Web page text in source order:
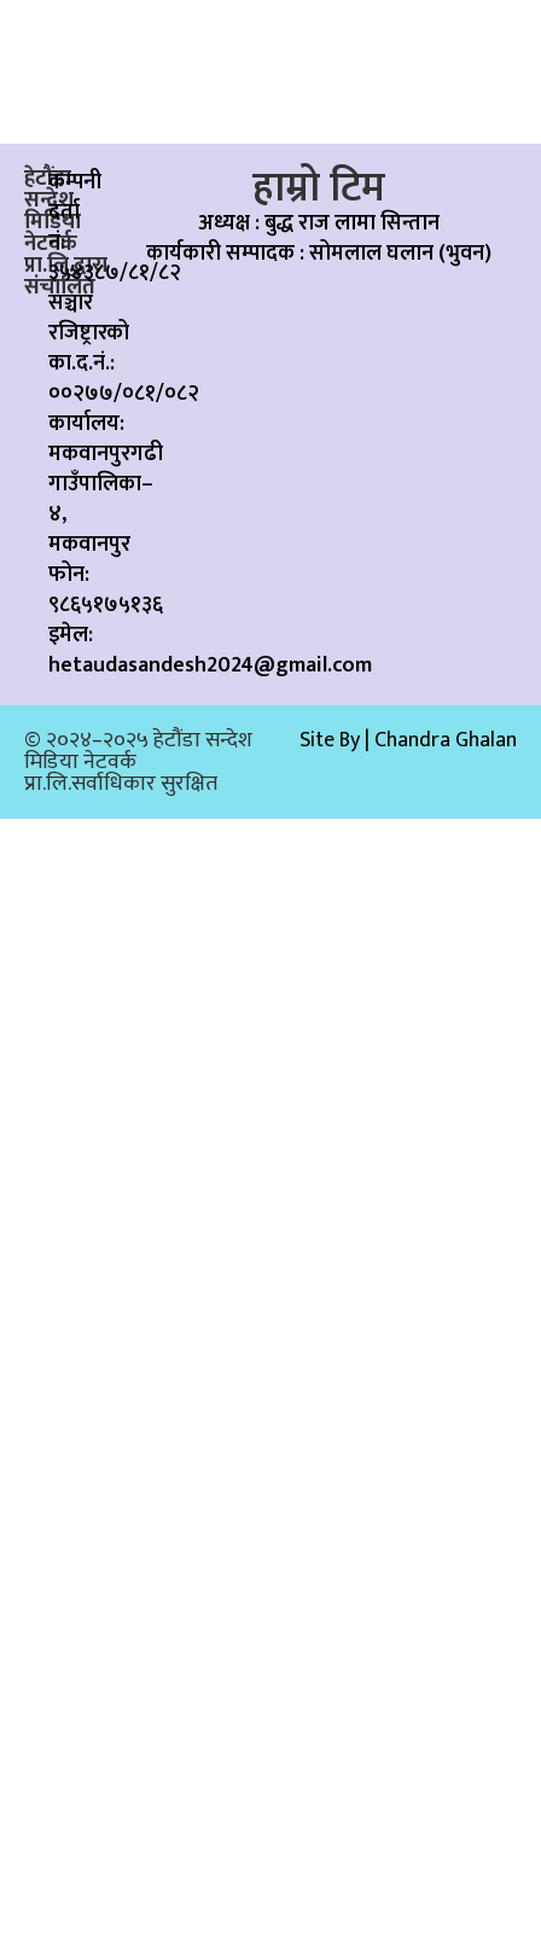
हेटौंडा
सन्देश
मिडिया
नेटवर्क
प्रा.लि.द्वारा
संचालित
कम्पनी
दर्ता
नं:
३५४३८७/८१/८२
सञ्चार
रजिष्ट्रारको
का.द.नं.:
००२७७/०८१/०८२
कार्यालय:
मकवानपुरगढी
गाउँपालिका–
४,
मकवानपुर
फोन:
९८६५१७५१३६
इमेल:
hetaudasandesh2024@gmail.com
हाम्रो टिम
अध्यक्ष : बुद्ध राज लामा सिन्तान
कार्यकारी सम्पादक :सोमलाल घलान (भुवन)
© २०२४–२०२५ हेटौंडा सन्देश
मिडिया नेटवर्क
प्रा.लि.सर्वाधिकार सुरक्षित​
Site By | Chandra Ghalan